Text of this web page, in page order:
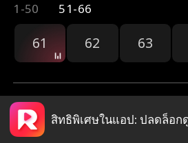
1-50 51-66
61 62 63
สิทธิพิเศษในแอป: ปลดล็อก